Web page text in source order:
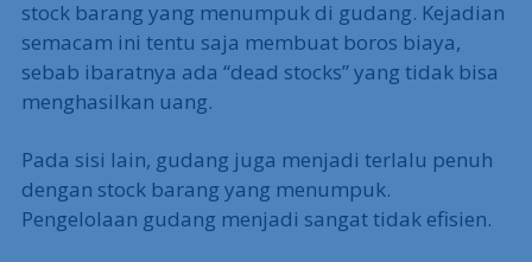
stock barang yang menumpuk di gudang. Kejadian
semacam ini tentu saja membuat boros biaya,
sebab ibaratnya ada “dead stocks” yang tidak bisa
menghasilkan uang.
Pada sisi lain, gudang juga menjadi terlalu penuh
dengan stock barang yang menumpuk.
Pengelolaan gudang menjadi sangat tidak efisien.